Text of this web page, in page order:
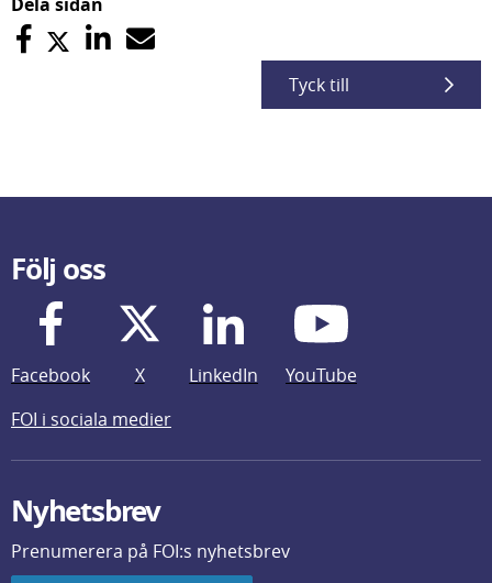
Tyck till
Följ oss
Facebook X LinkedIn
YouTube
FOI i sociala medier
Nyhetsbrev
Prenumerera på FOI:s nyhetsbrev